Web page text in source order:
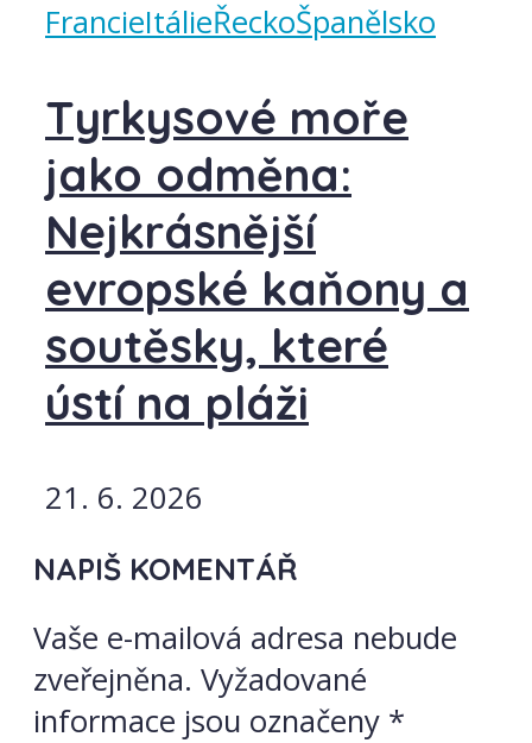
FrancieItálieŘeckoŠpanělsko
Tyrkysové moře
jako odměna:
Nejkrásnější
evropské kaňony a
soutěsky, které
ústí na pláži
21. 6. 2026
NAPIŠ KOMENTÁŘ
Vaše e-mailová adresa nebude
zveřejněna. Vyžadované
informace jsou označeny *